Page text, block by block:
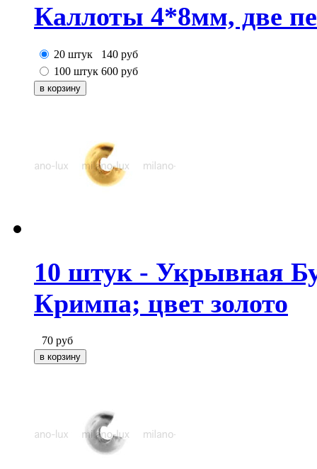
Каллоты 4*8мм, две
20 штук 140 руб
100 штук 600 руб
10 штук - Укрывная
Кримпа; цвет золото
70 руб